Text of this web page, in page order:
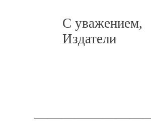
С уважением,
Издатели